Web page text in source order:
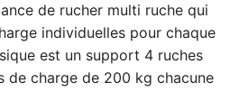
🇯🇵 Japanese
🇳🇱 Netherland
🇳🇴 Norsk
de rucher multi ruche qui
individuelles pour chaque
est un support 4 ruches
de charge de 200 kg chacune